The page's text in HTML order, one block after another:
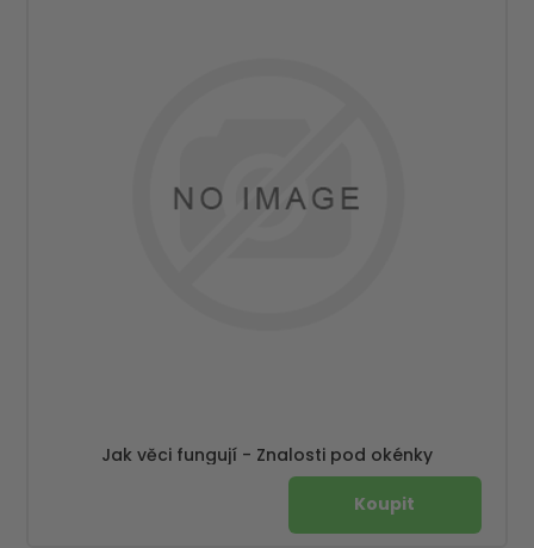
Jak věci fungují - Znalosti pod okénky